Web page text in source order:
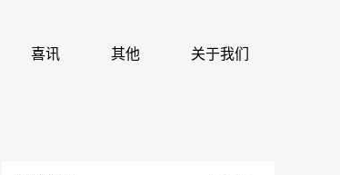
喜讯 其他 关于我们